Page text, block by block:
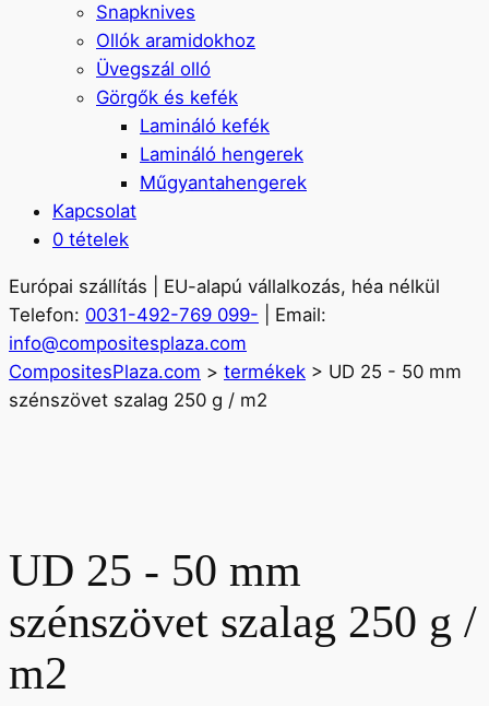
Snapknives
Ollók aramidokhoz
Üvegszál olló
Görgők és kefék
Lamináló kefék
Lamináló hengerek
Műgyantahengerek
Kapcsolat
0 tételek
Európai szállítás | EU-alapú vállalkozás, héa nélkül
Telefon: 0031-492-769 099- | Email:
info@compositesplaza.com
CompositesPlaza.com > termékek > UD 25 - 50 mm
szénszövet szalag 250 g / m2
UD 25 - 50 mm
szénszövet szalag 250 g /
m2